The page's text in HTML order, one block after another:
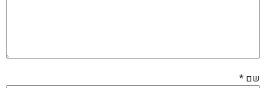
שם *